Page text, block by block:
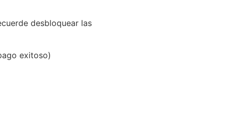
desbloquear las
exitoso)